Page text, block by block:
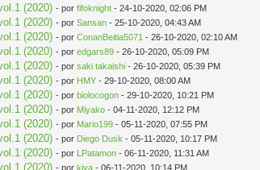
(2020) - porfifoknight - 24-10-2020, 02:06 PM
(2020) - porSansan - 25-10-2020, 04:43 AM
(2020) - porConanBeitia5071 - 26-10-2020, 02:10 AM
(2020) - poredgars89 - 26-10-2020, 05:09 PM
(2020) - porsaki takaishi - 26-10-2020, 05:39 PM
(2020) - por HMY - 29-10-2020, 08:00 AM
(2020) - porbiolocogon - 29-10-2020, 10:21 PM
(2020) - por Miyako - 04-11-2020, 12:12 PM
(2020) - por Mario199 - 05-11-2020, 07:55 PM
(2020) - por Diego Dusk - 05-11-2020, 10:17 PM
(2020) - por LPatamon - 06-11-2020, 11:31 AM
(2020) - porkiya - 06-11-2020, 10:14 PM